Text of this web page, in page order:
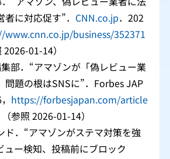
に対応促す”． CNN.co.jp．202
business/352371
2026-01-14）
部．“アマゾンが「偽レビュー業
題の根はSNSに”．Forbes JAP
https://forbesjapan.com/article
（参照 2026-01-14）
．“アマゾンがステマ対策を強
ー検知、投稿前にブロック